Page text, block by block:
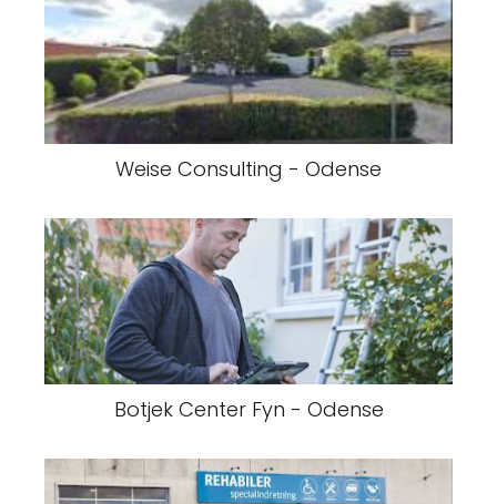
Weise Consulting - Odense
Botjek Center Fyn - Odense